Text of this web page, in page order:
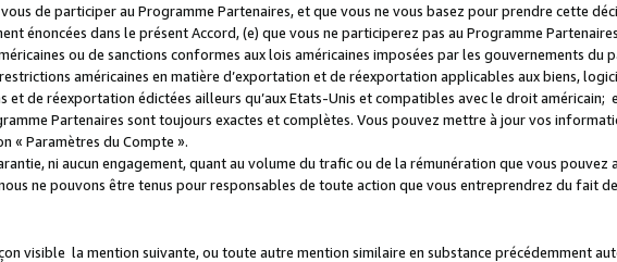
de participer au Programme Partenaires, et que vous ne vous basez pour prendre cette
énoncées dans le présent Accord, (e) que vous ne participerez pas au Programme
ou de sanctions conformes aux lois américaines imposées par les gouvernements du
américaines en matière d’exportation et de réexportation applicables aux biens,
et de réexportation édictées ailleurs qu’aux Etats-Unis et compatibles avec le droit américain;
Partenaires sont toujours exactes et complètes. Vous pouvez mettre à jour vos
« Paramètres du Compte ».
ni aucun engagement, quant au volume du trafic ou de la rémunération que vous
ne pouvons être tenus pour responsables de toute action que vous entreprendrez du fait
visible la mention suivante, ou toute autre mention similaire en substance précédemment